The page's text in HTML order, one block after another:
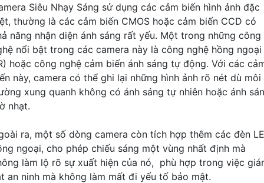
Siêu Nhạy Sáng sử dụng các cảm biến hình ảnh đặc
thường là các cảm biến CMOS hoặc cảm biến CCD có
năng nhận diện ánh sáng rất yếu. Một trong những công
nổi bật trong các camera này là công nghệ hồng ngoại
hoặc công nghệ cảm biến ánh sáng tự động. Với các
này, camera có thể ghi lại những hình ảnh rõ nét dù môi
xung quanh không có ánh sáng tự nhiên hoặc ánh
nhạt.
ra, một số dòng camera còn tích hợp thêm các đèn
ngoại, cho phép chiếu sáng một vùng nhất định mà
làm lộ rõ sự xuất hiện của nó, phù hợp trong việc
an ninh mà không làm mất đi yếu tố bảo mật.